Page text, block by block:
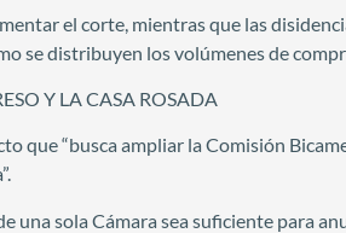
el corte, mientras que las
se distribuyen los volúmenes de
Y LA CASA ROSADA
que “busca ampliar la Comisión
una sola Cámara sea suficiente para